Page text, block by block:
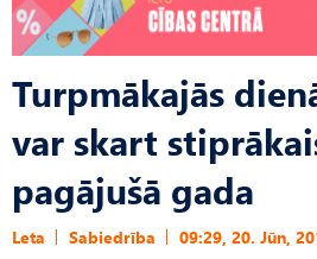
Turpmākajās
var skart
pagājušā gada
Leta Sabiedrība 09:29, 20. Jūn,